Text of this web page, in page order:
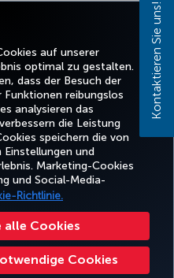
auf unserer
optimal zu gestalten.
dass der Besuch der
reibungslos
analysieren das
die Leistung
speichern die von
und
Marketing-Cookies
und Social-Media-
Richtlinie.
alle Cookies
Cookies
LinkedIn
TikTokBlog
HILFE
TURKISH
AIRLINES
HOLIDAYS
und Cookie-Richtlinie Rechtliche Hinweise
ändern
849
Mastercard Gold Kreditkarte wird von der Advanzia
¹ Der Mastercard-Wechselkurs, der für Zahlungen
Für weitere Informationen besuchen Sie bitte
Kontaktieren Sie uns!